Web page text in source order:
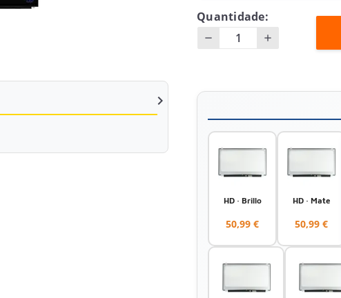

Quantidade:
HD · Brillo
50,99 €
HD · Mate
50,99 €